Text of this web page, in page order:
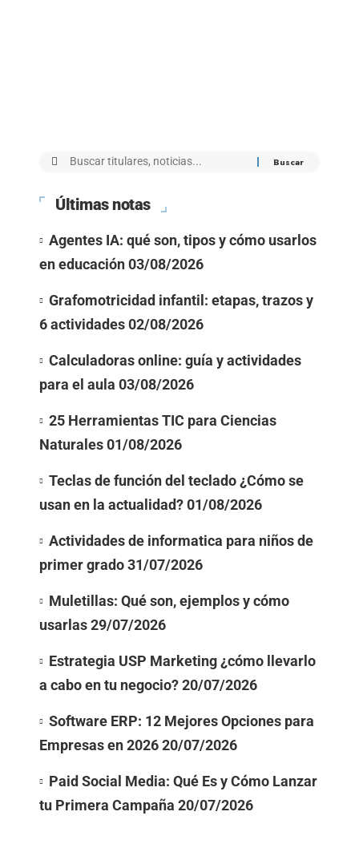
Últimas notas
Agentes IA: qué son, tipos y cómo usarlos
en educación03/08/2026
Grafomotricidad infantil: etapas, trazos y
6 actividades02/08/2026
Calculadoras online: guía y actividades
para el aula 03/08/2026
25 Herramientas TIC para Ciencias
Naturales01/08/2026
Teclas de función del teclado ¿Cómo se
usan en la actualidad?01/08/2026
Actividades de informatica para niños de
primer grado31/07/2026
Muletillas: Qué son, ejemplos y cómo
usarlas29/07/2026
Estrategia USP Marketing ¿cómo llevarlo
a cabo en tu negocio?20/07/2026
Software ERP: 12 Mejores Opciones para
Empresas en 202620/07/2026
Paid Social Media: Qué Es y Cómo Lanzar
tu Primera Campaña 20/07/2026